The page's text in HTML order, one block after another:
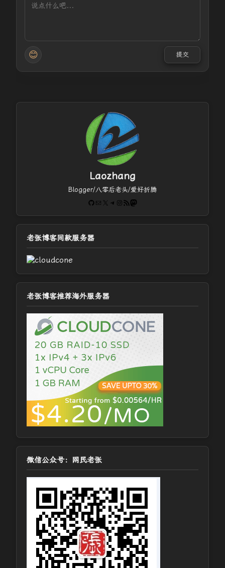
😊 提交
Laozhang
Blogger/八零后老头/爱好折腾
GitHub
电子邮件 X Telegram
Instagram
RSS FeedMastodon
老张博客同款服务器
老张博客推荐海外服务器
微信公众号：网民老张